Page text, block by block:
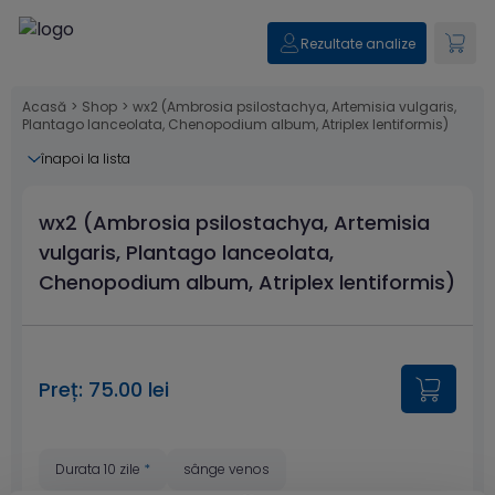
Rezultate analize
Acasă > Shop > wx2 (Ambrosia psilostachya, Artemisia vulgaris,
Plantago lanceolata, Chenopodium album, Atriplex lentiformis)
înapoi la lista
wx2 (Ambrosia psilostachya, Artemisia
vulgaris, Plantago lanceolata,
Chenopodium album, Atriplex lentiformis)
Preț: 75.00 lei
Durata 10 zile * sânge venos